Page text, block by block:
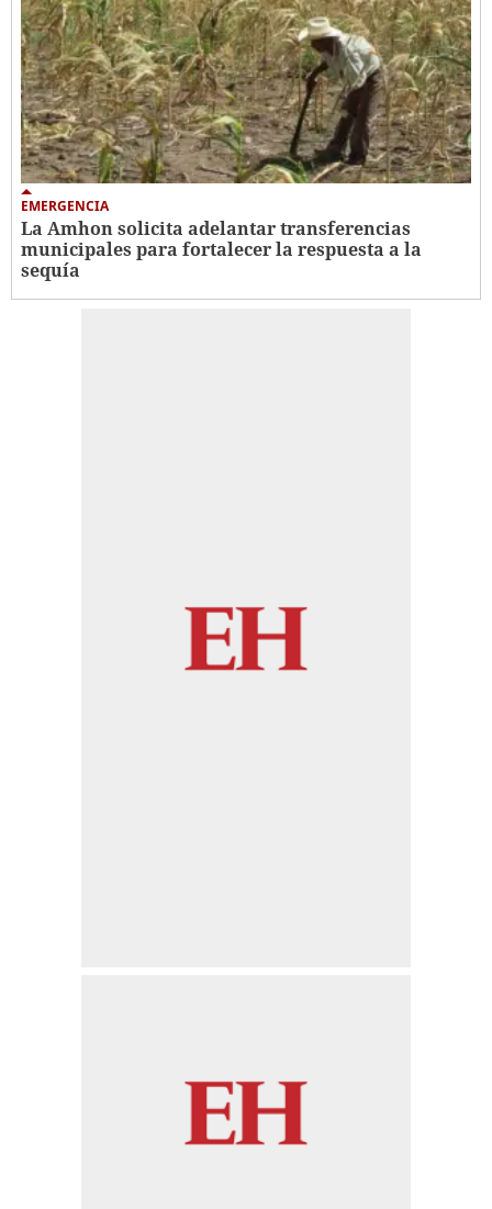
EMERGENCIA
La Amhon solicita adelantar transferencias
municipales para fortalecer la respuesta a la
sequía